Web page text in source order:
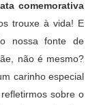
comemorativa
trouxe à vida! E
nossa fonte de
não é mesmo?
carinho especial
sobre o